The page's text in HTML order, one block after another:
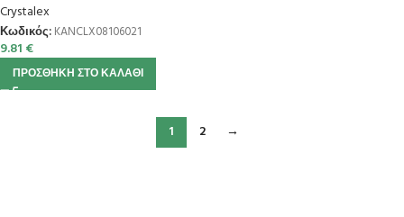
Crystalex
Κωδικός: KANCLX08106021
9.81 €
ΠΡΟΣΘΉΚΗ ΣΤΟ ΚΑΛΆΘΙ
1 2 →